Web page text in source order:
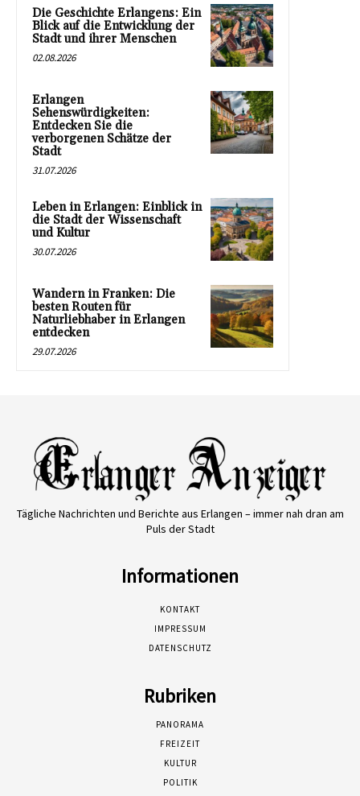
Die Geschichte Erlangens: Ein
Blick auf die Entwicklung der
Stadt und ihrer Menschen
02.08.2026
Erlangen
Sehenswürdigkeiten:
Entdecken Sie die
verborgenen Schätze der
Stadt
31.07.2026
Leben in Erlangen: Einblick in
die Stadt der Wissenschaft
und Kultur
30.07.2026
Wandern in Franken: Die
besten Routen für
Naturliebhaber in Erlangen
entdecken
29.07.2026
Tägliche Nachrichten und Berichte aus Erlangen – immer nah dran am
Puls der Stadt
Informationen
KONTAKT
IMPRESSUM
DATENSCHUTZ
Rubriken
PANORAMA
FREIZEIT
KULTUR
POLITIK